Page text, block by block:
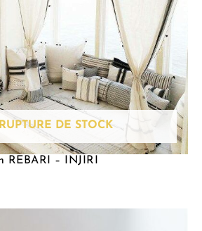
DE STOCK
REBARI – INJIRI